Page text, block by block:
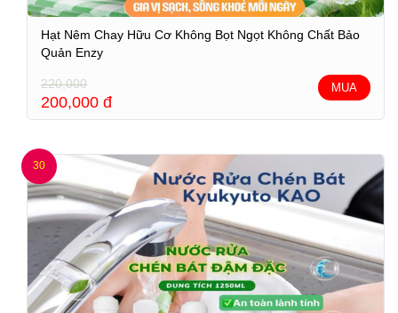
Hạt Nêm Chay Hữu Cơ Không Bọt Ngọt Không Chất Bảo
Quản Enzy
220,000
200,000 đ
MUA
30